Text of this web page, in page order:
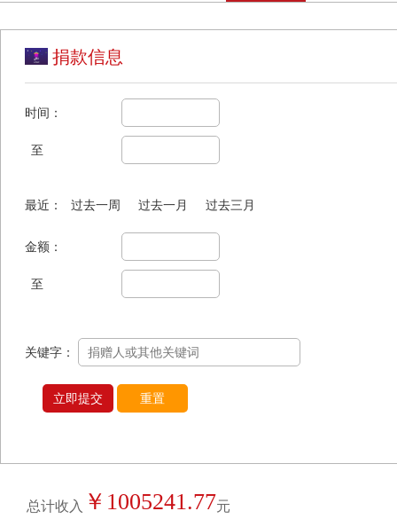
捐款信息
时间：
至
最近： 过去一周 过去一月 过去三月
金额：
至
关键字：
立即提交 重置
总计收入 ￥1005241.77元